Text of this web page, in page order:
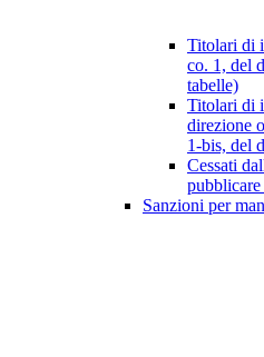
Titolari di
co. 1, del
tabelle)
Titolari di
direzione
1-bis, del
Cessati
Sanzioni per